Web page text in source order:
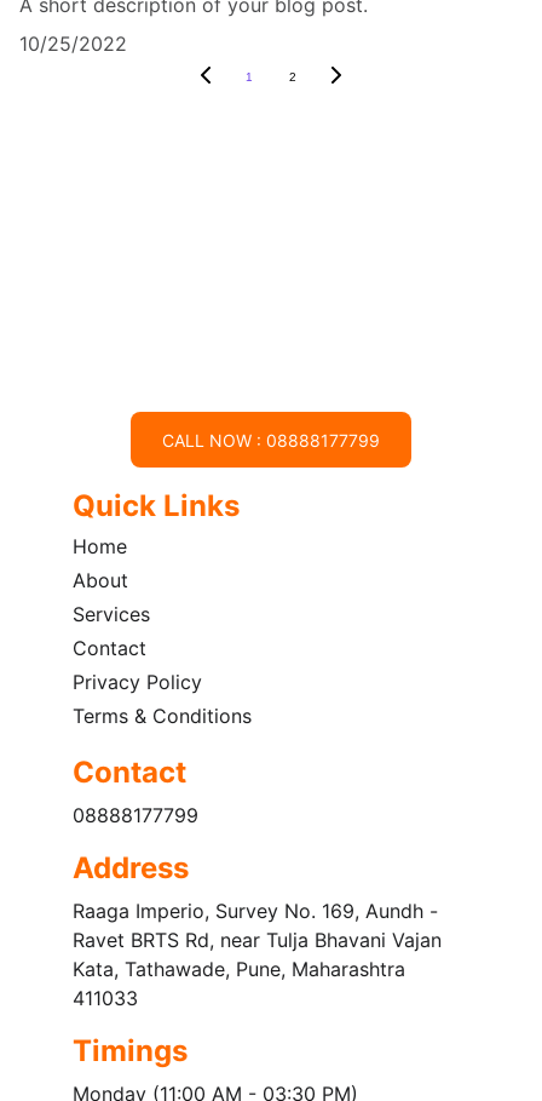
A short description of your blog post.
10/25/2022
1 2
CALL NOW : 08888177799
Quick Links
Home
About
Services
Contact
Privacy Policy
Terms & Conditions
Contact
08888177799
Timings
Monday (11:00 AM - 03:30 PM)
Address
Raaga Imperio, Survey No. 169, Aundh -
Ravet BRTS Rd, near Tulja Bhavani Vajan
Kata, Tathawade, Pune, Maharashtra
411033